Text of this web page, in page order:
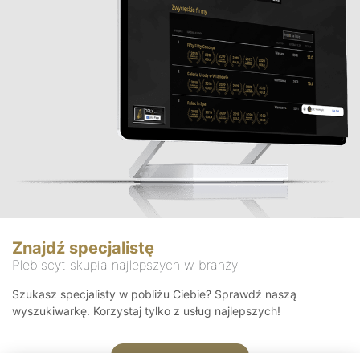
Znajdź specjalistę
Plebiscyt skupia najlepszych w branży
Szukasz specjalisty w pobliżu Ciebie? Sprawdź naszą
wyszukiwarkę. Korzystaj tylko z usług najlepszych!